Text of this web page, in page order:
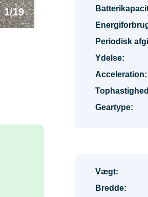
1/19
Periodisk
Ydelse:
Acceleration:
Geartype:
Vægt:
Bredde: